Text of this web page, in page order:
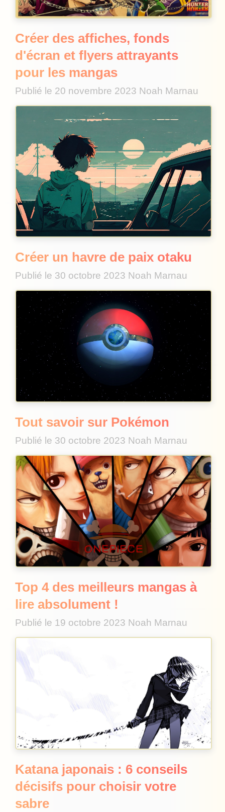
Créer des affiches, fonds
d'écran et flyers attrayants
pour les mangas
Publié le 20 novembre 2023 Noah Marnau
Créer un havre de paix otaku
Publié le 30 octobre 2023 Noah Marnau
Tout savoir sur Pokémon
Publié le 30 octobre 2023 Noah Marnau
Top 4 des meilleurs mangas à
lire absolument !
Publié le 19 octobre 2023 Noah Marnau
Katana japonais : 6 conseils
décisifs pour choisir votre
sabre